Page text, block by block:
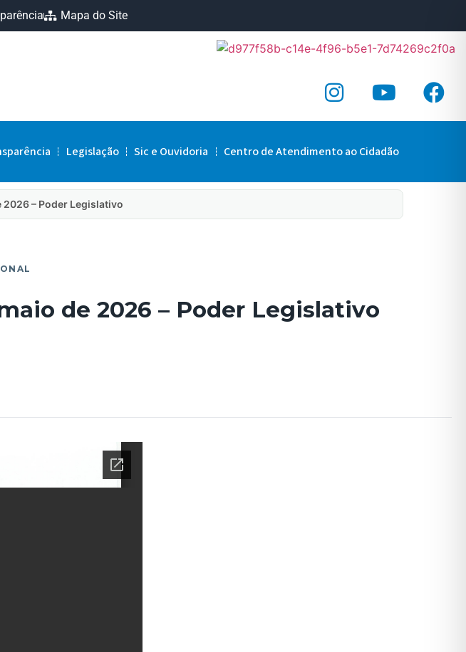
Mapa do Site
Legislação Sic e Ouvidoria Centro de Atendimento ao Cidadão
2026 – Poder Legislativo
de 2026 – Poder Legislativo